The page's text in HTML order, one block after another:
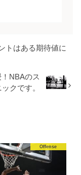
トはある期待値に
NBAのス
クです。
Offense